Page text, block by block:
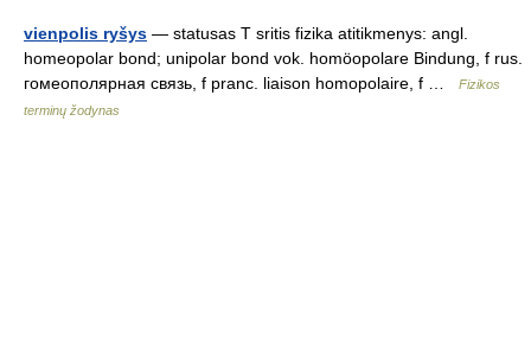
vienpolis ryšys — statusas T sritis fizika atitikmenys: angl.
homeopolar bond; unipolar bond vok. homöopolare Bindung, f rus.
гомеополярная связь, f pranc. liaison homopolaire, f …
Fizikos
terminų žodynas